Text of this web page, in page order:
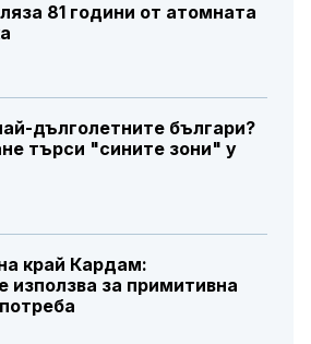
81 години от атомната
дълголетните българи?
търси "сините зони" у
край Кардам:
използва за примитивна